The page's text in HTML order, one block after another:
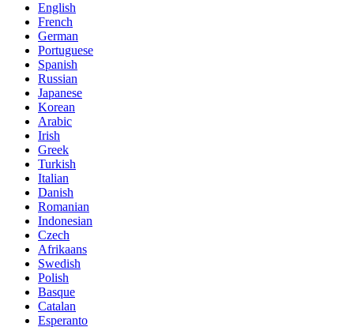
English
French
German
Portuguese
Spanish
Russian
Japanese
Korean
Arabic
Irish
Greek
Turkish
Italian
Danish
Romanian
Indonesian
Czech
Afrikaans
Swedish
Polish
Basque
Catalan
Esperanto